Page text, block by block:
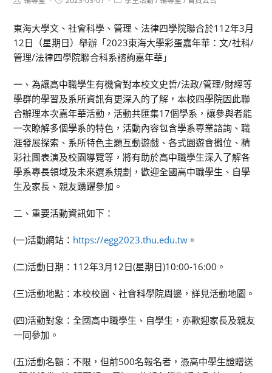
東海大學文、社會科學、管理、法律四學院聯合於112年3月
12日（星期日）舉辦「2023東海大學彩蛋嘉年華：文/社科/
管理/法律四學院聯合科系諮詢嘉年華」
一、為讓高中職學生有機會對本校文史哲/法政/管理/財經等
學群的學習及系所資訊有更深入的了解，本校四學院因此聯
合辦理本次嘉年華活動，活動共匯集17個學系，讓參與者能
一次瞭解多個學系的特色，活動內容包含學系專業諮詢、職
涯發展探索、系所特色主題互動遊戲、各式園遊會攤位、精
彩社團表演及校園導覽等，將有助於高中職學生深入了解各
學系專長領域及未來選系規劃，歡迎全國高中職學生、自學
生及家長、親友踴躍參加。
二、重要活動資訊如下：
(一)活動網站： https://egg2023.thu.edu.tw 。
(二)活動日期：112年3月12日(星期日)10:00-16:00。
(三)活動地點：本校校園、社會科學院周邊，詳見活動地圖。
(四)活動對象：全國高中職學生、自學生，亦歡迎家長及親友
一同參加。
(五)活動名額：不限，但前500名報名者，憑高中學生證贈送